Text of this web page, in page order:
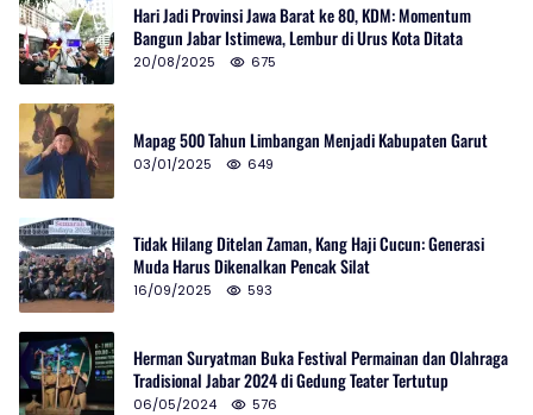
Hari Jadi Provinsi Jawa Barat ke 80, KDM: Momentum
Bangun Jabar Istimewa, Lembur di Urus Kota Ditata
20/08/2025 675
Mapag 500 Tahun Limbangan Menjadi Kabupaten Garut
03/01/2025 649
Tidak Hilang Ditelan Zaman, Kang Haji Cucun: Generasi
Muda Harus Dikenalkan Pencak Silat
16/09/2025 593
Herman Suryatman Buka Festival Permainan dan Olahraga
Tradisional Jabar 2024 di Gedung Teater Tertutup
06/05/2024 576